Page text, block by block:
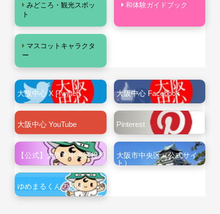
みどころ・観光スポッ
ト
和体験ガイドブック
マスコットキャラクタ
ー
大阪中心 X [Twitter] 大阪中心 Facebook
大阪中心 YouTube Pinterest
【公式】大阪市中央区役所
大阪市中央区（公式サイ
ト）
ゆめまるくんの部屋